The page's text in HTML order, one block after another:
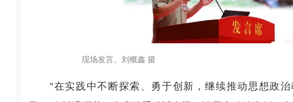
现场发言。刘概鑫 摄
“在实践中不断探索、勇于创新，继续推动思想政治